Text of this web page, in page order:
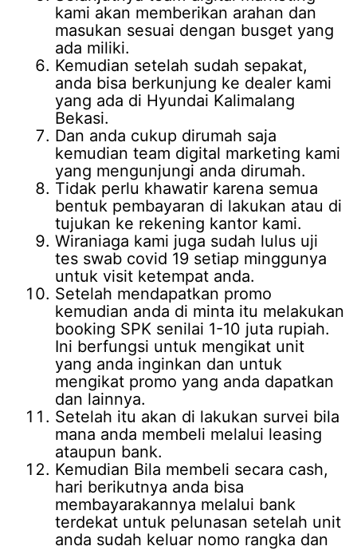
kami akan memberikan arahan dan
masukan sesuai dengan busget yang
ada miliki.
Kemudian setelah sudah sepakat,
anda bisa berkunjung ke dealer kami
yang ada di Hyundai Kalimalang
Bekasi.
Dan anda cukup dirumah saja
kemudian team digital marketing kami
yang mengunjungi anda dirumah.
Tidak perlu khawatir karena semua
bentuk pembayaran di lakukan atau di
tujukan ke rekening kantor kami.
Wiraniaga kami juga sudah lulus uji
tes swab covid 19 setiap minggunya
untuk visit ketempat anda.
Setelah mendapatkan promo
kemudian anda di minta itu melakukan
booking SPK senilai 1-10 juta rupiah.
Ini berfungsi untuk mengikat unit
yang anda inginkan dan untuk
mengikat promo yang anda dapatkan
dan lainnya.
Setelah itu akan di lakukan survei bila
mana anda membeli melalui leasing
ataupun bank.
Kemudian Bila membeli secara cash,
hari berikutnya anda bisa
membayarakannya melalui bank
terdekat untuk pelunasan setelah unit
anda sudah keluar nomo rangka dan